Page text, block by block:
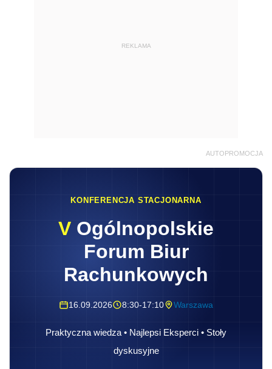
REKLAMA
AUTOPROMOCJA
KONFERENCJA STACJONARNA
V Ogólnopolskie
Forum Biur
Rachunkowych
16.09.2026 8:30-17:10 Warszawa
Praktyczna wiedza • Najlepsi Eksperci • Stoły
dyskusyjne